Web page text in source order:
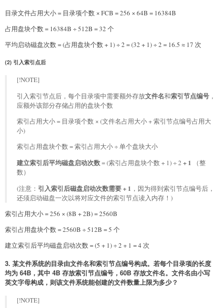
目录文件占用大小 = 目录项个数 × FCB = 256 × 64B = 16384B
占用盘块个数 = 16384B ÷ 512B = 32 个
平均启动磁盘次数 = (占用盘块个数 + 1) ÷ 2 = (32 + 1) ÷ 2 = 16.5 ≈ 17 次
(2) 引入索引点后
[!NOTE]
引入索引节点后，每个目录项中需要额外存放文件名和索引节点编号，
应额外该部分存储占用的盘块个数
索引占用大小 = 目录项个数 × (文件名占用大小 + 索引节点编号占用大
小)
索引占用盘块个数 = 索引占用大小 ÷ 单个盘块大小
建立索引后平均磁盘启动次数= (索引占用盘块个数 + 1) ÷ 2 + 1 （整
数）
(注意： 引入索引后磁盘启动次数需要 + 1 ，因为得到索引节点编号后，
还须启动磁盘一次以将对应文件的索引节点读入内存！)
索引占用大小 = 256 × (8B + 2B) = 2560B
索引占用盘块个数 = 2560B ÷ 512B = 5 个
建立索引后平均磁盘启动次数 = (5 + 1) ÷ 2 + 1 = 4 次
3. 某文件系统的目录由文件名和索引节点编号构成。若每个目录项的长度
均为 64B，其中 4B 存放索引节点编号，60B 存放文件名。文件名由小写
英文字母构成，则该文件系统能创建的文件数量上限为多少？
[!NOTE]